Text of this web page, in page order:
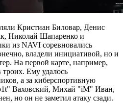
Кристиан Биловар, Денис
Николай Шапаренко и
из NAVI соревновались
владели инициативой, но и
На первой карте, например,
Ему удалось
а за киберспортивную
Ваховский, Михай "iM" Иван,
но он не заметил атаку сзади.